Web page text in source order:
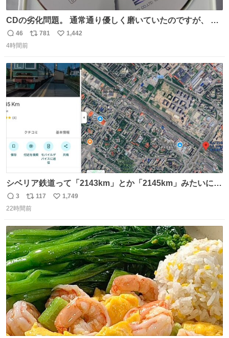
CDの劣化問題。 通常通り優しく磨いていたのですが、 薄
い氷のようにバリッと割れてしまいました。。 中々高価な
ソフトなので辛いです😭 数十年後にはCDゲームソフト、
返
信
46
リ
ト
数
781
い
数
1,442
4時間前
シベリア鉄道って「2143km」とか「2145km」みたいに、
モスクワからの距離名そのままの駅名があるんですね。
返
信
3
リ
ポ
ト
数
117
い
数
1,749
22時間前